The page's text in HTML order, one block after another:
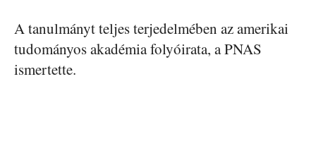
A tanulmányt teljes terjedelmében az amerikai
tudományos akadémia folyóirata, a PNAS
ismertette.